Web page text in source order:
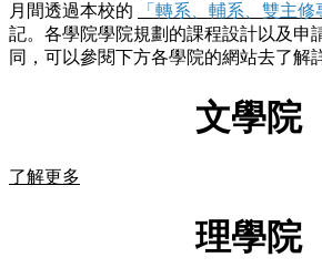
月間透過本校的
「轉系、輔系、雙主修
記。各學院學院規劃的課程設計以及申
同，可以參閱下方各學院的網站去了解
文學院
了解更多
理學院